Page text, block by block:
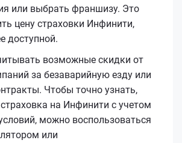
или выбрать франшизу. Это
цену страховки Инфинити,
доступной.
возможные скидки от
за безаварийную езду или
Чтобы точно узнать,
на Инфинити с учетом
можно воспользоваться
или